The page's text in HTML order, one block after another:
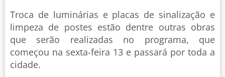
Troca de luminárias e placas de sinalização e
limpeza de postes estão dentre outras obras
que serão realizadas no programa, que
começou na sexta-feira 13 e passará por toda a
cidade.